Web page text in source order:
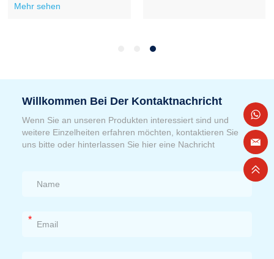
Mehr sehen
Willkommen Bei Der Kontaktnachricht
Wenn Sie an unseren Produkten interessiert sind und
weitere Einzelheiten erfahren möchten, kontaktieren Sie
uns bitte oder hinterlassen Sie hier eine Nachricht
*